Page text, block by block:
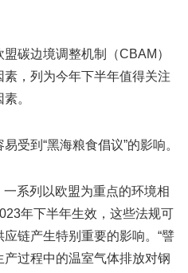
碳边境调整机制（CBAM）
，列为今年下半年值得关注
。
受到“黑海粮食倡议”的影响。
系列以欧盟为重点的环境相
年下半年生效，这些法规可
链产生特别重要的影响。“譬
过程中的温室气体排放对钢